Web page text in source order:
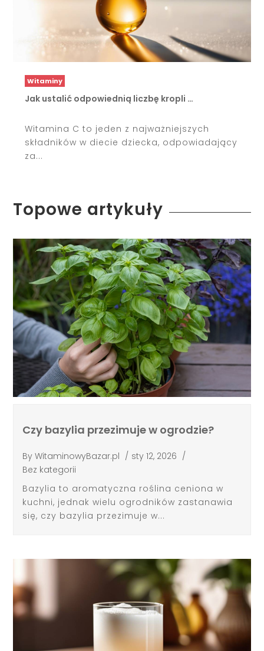
Witaminy
Jak ustalić odpowiednią liczbę kropli …
Witamina C to jeden z najważniejszych
składników w diecie dziecka, odpowiadający
za...
Topowe artykuły
Czy bazylia przezimuje w ogrodzie?
ByWitaminowyBazar.pl / sty 12, 2026 /
Bez kategorii
Bazylia to aromatyczna roślina ceniona w
kuchni, jednak wielu ogrodników zastanawia
się, czy bazylia przezimuje w...